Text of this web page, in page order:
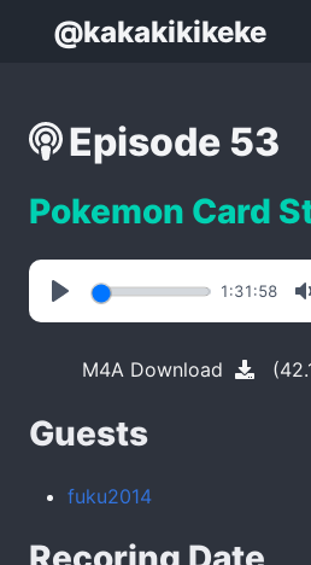
@kakakikikeke
Episode 53
Pokemon Card
Play
1:31:58
M4A Download
Guests
fuku2014